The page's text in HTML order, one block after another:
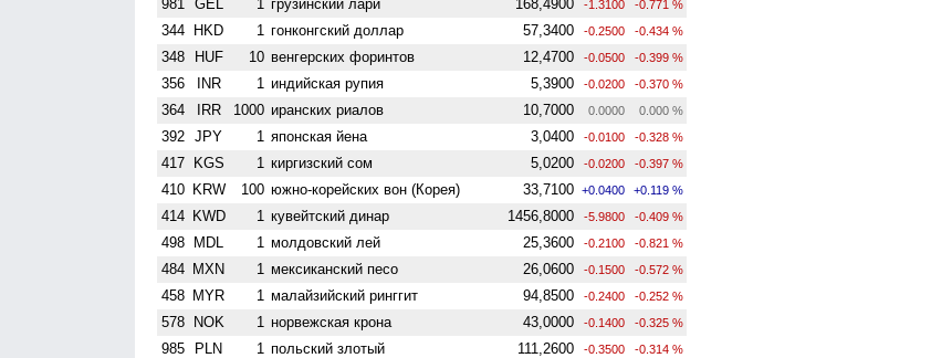
981 GEL 1 грузинский лари 168,4900 -1.3100 -0.771 %
344 HKD 1 гонконгский доллар 57,3400 -0.2500 -0.434 %
348 HUF 10 венгерских форинтов 12,4700 -0.0500 -0.399 %
356 INR 1 индийская рупия 5,3900 -0.0200 -0.370 %
364 IRR 1000 иранских риалов 10,7000 0.0000 0.000 %
392 JPY 1 японская йена 3,0400 -0.0100 -0.328 %
417 KGS 1 киргизский сом 5,0200 -0.0200 -0.397 %
410 KRW 100 южно-корейских вон (Корея) 33,7100 +0.0400 +0.119 %
414 KWD 1 кувейтский динар 1456,8000 -5.9800 -0.409 %
498 MDL 1 молдовский лей 25,3600 -0.2100 -0.821 %
484 MXN 1 мексиканский песо 26,0600 -0.1500 -0.572 %
458 MYR 1 малайзийский ринггит 94,8500 -0.2400 -0.252 %
578 NOK 1 норвежская крона 43,0000 -0.1400 -0.325 %
985 PLN 1 польский злотый 111,2600 -0.3500 -0.314 %